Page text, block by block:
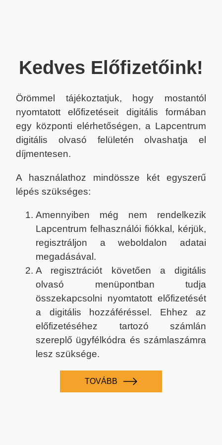
Kedves Előfizetőink!
Örömmel tájékoztatjuk, hogy mostantól
nyomtatott előfizetéseit digitális formában
egy központi elérhetőségen, a Lapcentrum
digitális olvasó felületén olvashatja el
díjmentesen.
A használathoz mindössze két egyszerű
lépés szükséges:
Amennyiben még nem rendelkezik
Lapcentrum felhasználói fiókkal, kérjük,
regisztráljon a weboldalon adatai
megadásával.
A regisztrációt követően a digitális
olvasó menüpontban tudja
összekapcsolni nyomtatott előfizetését
a digitális hozzáféréssel. Ehhez az
előfizetéséhez tartozó számlán
szereplő ügyfélkódra és számlaszámra
lesz szüksége.
TOVÁBB